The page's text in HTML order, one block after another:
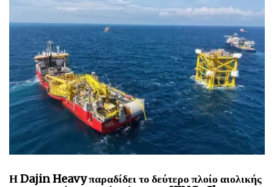
Η Dajin Heavy παραδίδει το δεύτερο πλοίο αιολικής